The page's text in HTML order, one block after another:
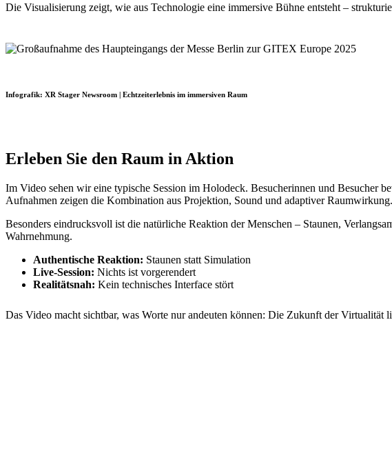
Die Visualisierung zeigt, wie aus Technologie eine immersive Bühne entsteht –
Infografik: XR Stager Newsroom | Echtzeiterlebnis im immersiven Raum
Erleben Sie den Raum in Aktion
Im Video sehen wir eine typische Session im Holodeck. Besucherinnen und Besucher
Aufnahmen zeigen die Kombination aus Projektion, Sound und adaptiver Raumwirkung.
Besonders eindrucksvoll ist die natürliche Reaktion der Menschen – Staunen,
Wahrnehmung.
Authentische Reaktion: Staunen statt Simulation
Live-Session: Nichts ist vorgerendert
Realitätsnah: Kein technisches Interface stört
Das Video macht sichtbar, was Worte nur andeuten können: Die Zukunft der Virtualität